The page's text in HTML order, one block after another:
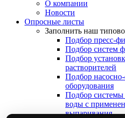
О компании
Новости
Опросные листы
Заполнить наш
Подбор пресс-
Подбор систем
Подбор
растворителей
Подбор
оборудования
Подбор системы
воды с
выпаривания